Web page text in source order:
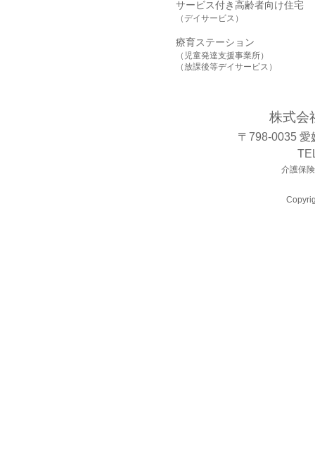
サービス付き高齢者向け住宅
（デイサービス）
療育ステーション
（児童発達支援事業所）
（放課後等デイサービス）
株式会
〒798-0035 愛
介護保